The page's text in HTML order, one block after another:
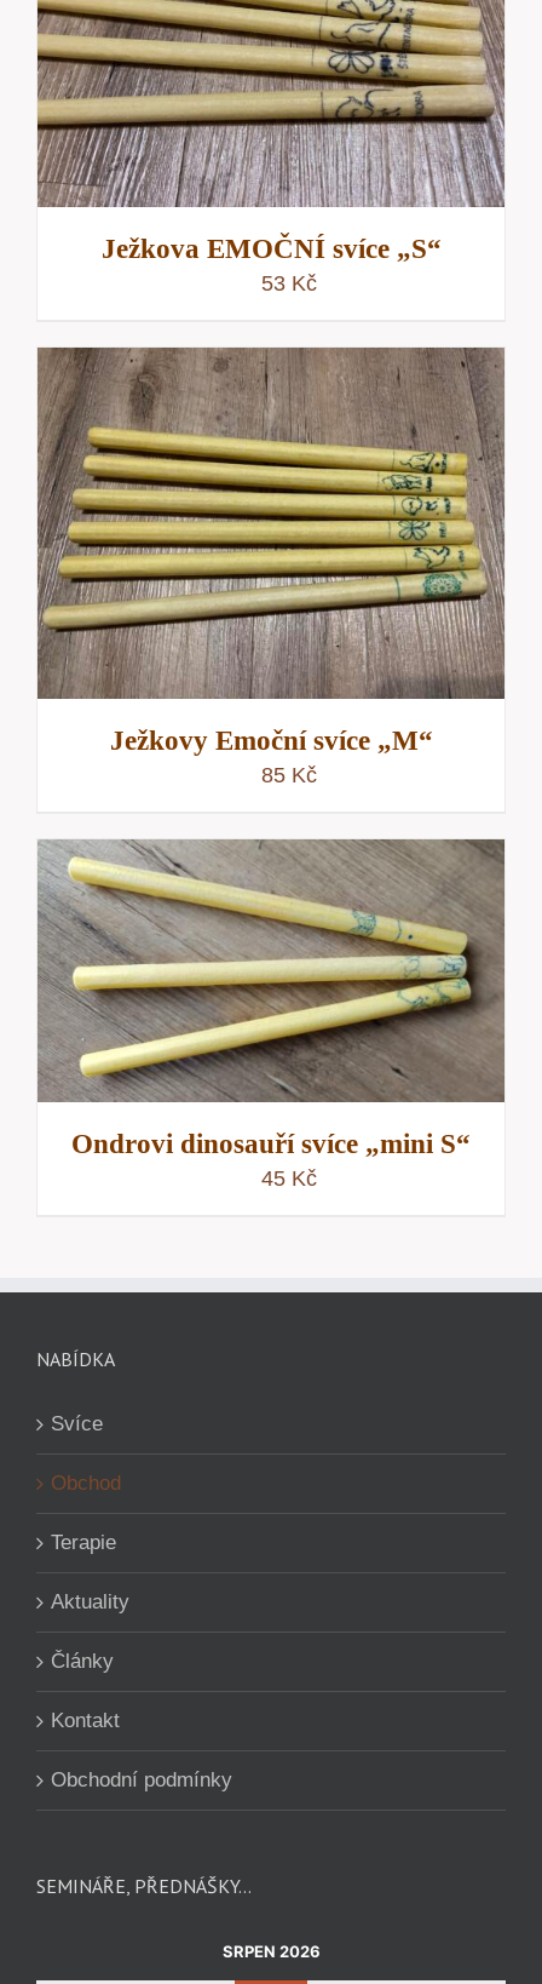
Ježkova EMOČNÍ svíce „S“
53 Kč
Ježkovy Emoční svíce „M“
85 Kč
Ondrovi dinosauří svíce „mini S“
45 Kč
NABÍDKA
Svíce
Obchod
Terapie
Aktuality
Články
Kontakt
Obchodní podmínky
SEMINÁŘE, PŘEDNÁŠKY…
SRPEN 2026